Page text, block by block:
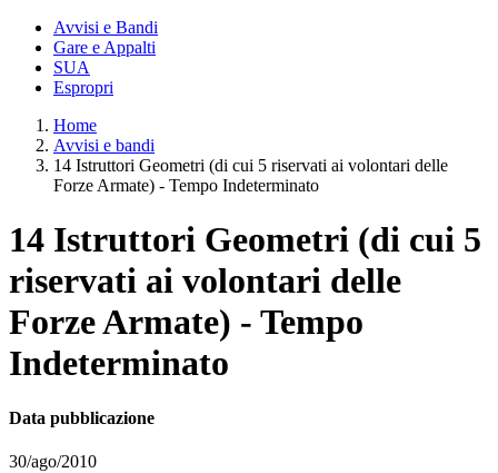
Avvisi e Bandi
Gare e Appalti
SUA
Espropri
Home
Avvisi e bandi
14 Istruttori Geometri (di cui 5 riservati ai volontari delle
Forze Armate) - Tempo Indeterminato
14 Istruttori Geometri (di cui 5
riservati ai volontari delle
Forze Armate) - Tempo
Indeterminato
Data pubblicazione
30/ago/2010